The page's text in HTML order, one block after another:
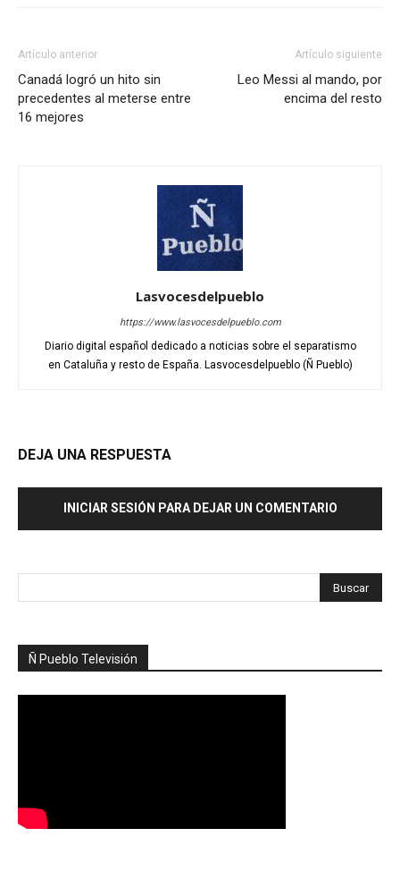
Artículo anterior
Canadá logró un hito sin
precedentes al meterse entre
16 mejores
Artículo siguiente
Leo Messi al mando, por
encima del resto
Lasvocesdelpueblo
https://www.lasvocesdelpueblo.com
Diario digital español dedicado a noticias sobre el separatismo
en Cataluña y resto de España. Lasvocesdelpueblo (Ñ Pueblo)
DEJA UNA RESPUESTA
INICIAR SESIÓN PARA DEJAR UN COMENTARIO
Ñ Pueblo Televisión